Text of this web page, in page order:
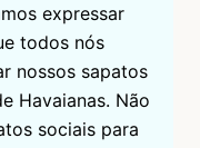
expressar
todos nós
nossos sapatos
Havaianas. Não
sociais para